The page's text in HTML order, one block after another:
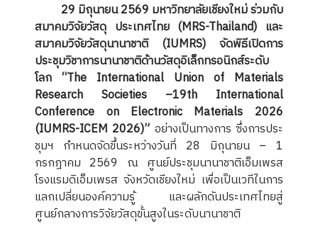
29 มิถุนายน 2569 มหาวิทยาลัยเชียงใหม่ ร่วมกับ
สมาคมวิจัยวัสดุ ประเทศไทย (MRS-Thailand) และ
สมาคมวิจัยวัสดุนานาชาติ (IUMRS) จัดพิธีเปิดการ
ประชุมวิชาการนานาชาติด้านวัสดุอิเล็กทรอนิกส์ระดับ
โลก “The International Union of Materials
Research Societies –19th International
Conference on Electronic Materials 2026
(IUMRS-ICEM 2026)” อย่างเป็นทางการ ซึ่งการประ
ชุมฯ กำหนดจัดขึ้นระหว่างวันที่ 28 มิถุนายน – 1
กรกฎาคม 2569 ณ ศูนย์ประชุมนานาชาติเอ็มเพรส
โรงแรมดิเอ็มเพรส จังหวัดเชียงใหม่ เพื่อเป็นเวทีในการ
แลกเปลี่ยนองค์ความรู้ และผลักดันประเทศไทยสู่
ศูนย์กลางการวิจัยวัสดุขั้นสูงในระดับนานาชาติ